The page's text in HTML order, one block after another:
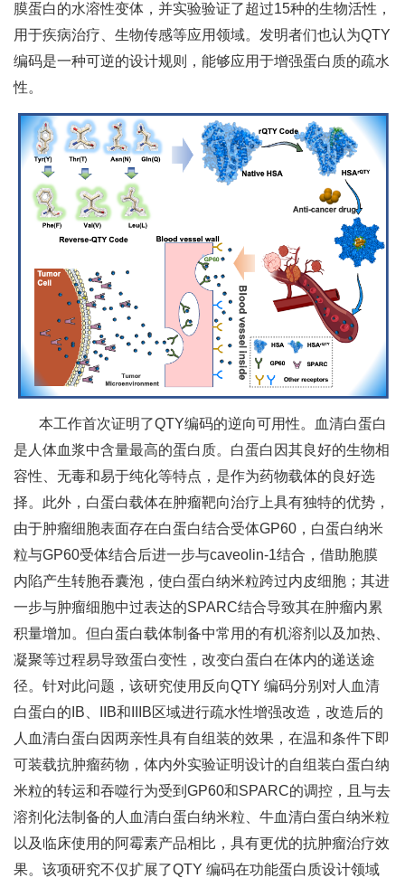
膜蛋白的水溶性变体，并实验验证了超过15种的生物活性，
用于疾病治疗、生物传感等应用领域。发明者们也认为QTY
编码是一种可逆的设计规则，能够应用于增强蛋白质的疏水
性。
本工作首次证明了QTY编码的逆向可用性。血清白蛋白
是人体血浆中含量最高的蛋白质。白蛋白因其良好的生物相
容性、无毒和易于纯化等特点，是作为药物载体的良好选
择。此外，白蛋白载体在肿瘤靶向治疗上具有独特的优势，
由于肿瘤细胞表面存在白蛋白结合受体GP60，白蛋白纳米
粒与GP60受体结合后进一步与caveolin-1结合，借助胞膜
内陷产生转胞吞囊泡，使白蛋白纳米粒跨过内皮细胞；其进
一步与肿瘤细胞中过表达的SPARC结合导致其在肿瘤内累
积量增加。但白蛋白载体制备中常用的有机溶剂以及加热、
凝聚等过程易导致蛋白变性，改变白蛋白在体内的递送途
径。针对此问题，该研究使用反向QTY 编码分别对人血清
白蛋白的IB、IIB和IIIB区域进行疏水性增强改造，改造后的
人血清白蛋白因两亲性具有自组装的效果，在温和条件下即
可装载抗肿瘤药物，体内外实验证明设计的自组装白蛋白纳
米粒的转运和吞噬行为受到GP60和SPARC的调控，且与去
溶剂化法制备的人血清白蛋白纳米粒、牛血清白蛋白纳米粒
以及临床使用的阿霉素产品相比，具有更优的抗肿瘤治疗效
果。该项研究不仅扩展了QTY 编码在功能蛋白质设计领域